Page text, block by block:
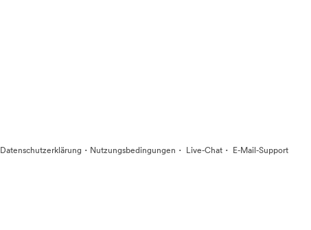
Datenschutzerklärung · Nutzungsbedingungen · Live-Chat · E-Mail-Support